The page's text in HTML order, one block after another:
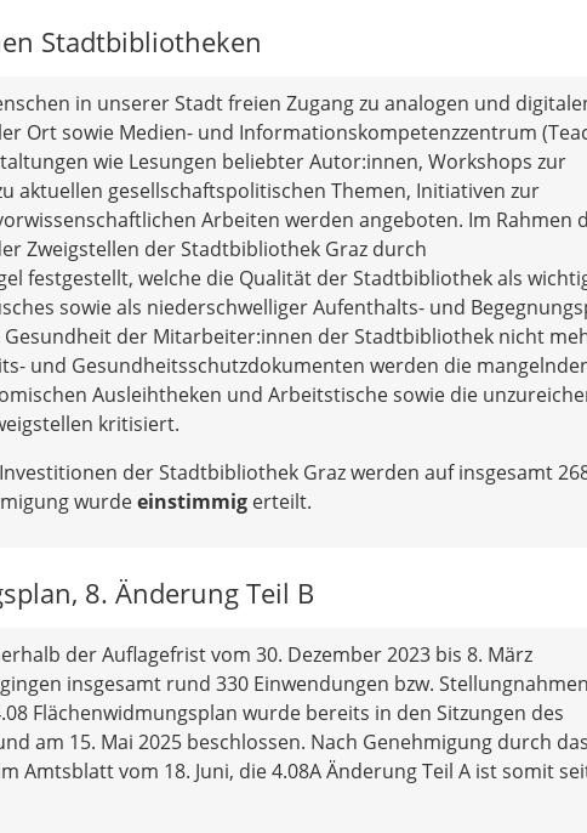
Stadtbibliotheken
in unserer Stadt freien Zugang zu analogen und
Ort sowie Medien- und Informationskompetenzzentrum
wie Lesungen beliebter Autor:innen, Workshops zur
aktuellen gesellschaftspolitischen Themen, Initiativen zur
Arbeiten werden angeboten. Im Rahmen
Zweigstellen der Stadtbibliothek Graz durch
festgestellt, welche die Qualität der Stadtbibliothek als
sowie als niederschwelliger Aufenthalts- und
der Mitarbeiter:innen der Stadtbibliothek nicht
und Gesundheitsschutzdokumenten werden die
Ausleihtheken und Arbeitstische sowie die
kritisiert.
der Stadtbibliothek Graz werden auf insgesamt
wurdeeinstimmig erteilt.
8. Änderung Teil B
der Auflagefrist vom 30. Dezember 2023 bis 8. März
insgesamt rund 330 Einwendungen bzw.
Flächenwidmungsplan wurde bereits in den Sitzungen des
am 15. Mai 2025 beschlossen. Nach Genehmigung durch
Amtsblatt vom 18. Juni, die 4.08A Änderung Teil A ist somit